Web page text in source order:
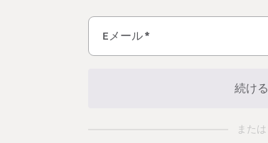
Eメール*
続ける
または